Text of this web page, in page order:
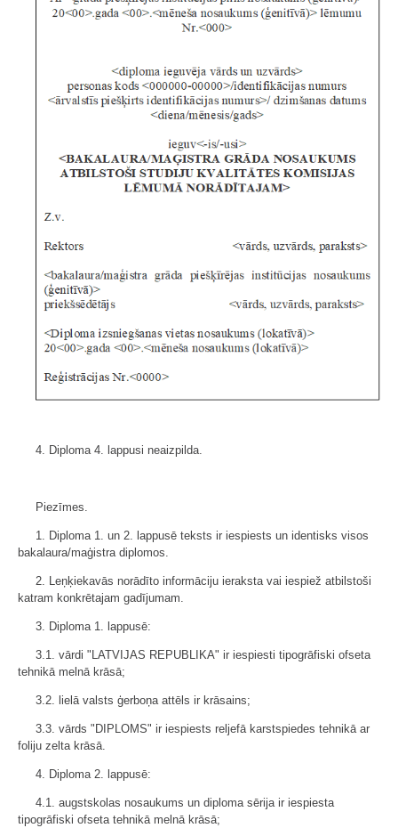
4. Diploma 4. lappusi neaizpilda.
Piezīmes.
1. Diploma 1. un 2. lappusē teksts ir iespiests un identisks visos
bakalaura/maģistra diplomos.
2. Leņķiekavās norādīto informāciju ieraksta vai iespiež atbilstoši
katram konkrētajam gadījumam.
3. Diploma 1. lappusē:
3.1. vārdi "LATVIJAS REPUBLIKA" ir iespiesti tipogrāfiski ofseta
tehnikā melnā krāsā;
3.2. lielā valsts ģerboņa attēls ir krāsains;
3.3. vārds "DIPLOMS" ir iespiests reljefā karstspiedes tehnikā ar
foliju zelta krāsā.
4. Diploma 2. lappusē:
4.1. augstskolas nosaukums un diploma sērija ir iespiesta
tipogrāfiski ofseta tehnikā melnā krāsā;